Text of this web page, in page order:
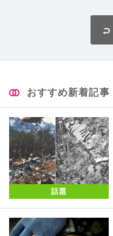
おすすめ新着記事
話題